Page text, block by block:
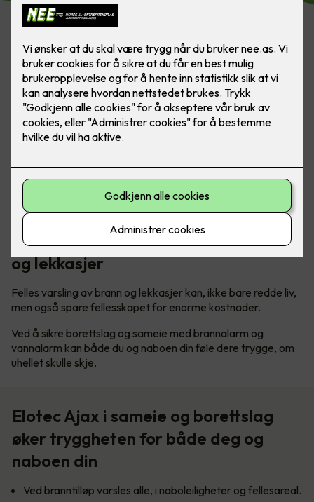
ta sikkerhet på alvor. Med Elotec Ajax kan man sove trygt
om natta.
Elotec varsler fellesskapet om brann
og lekkasjer
Felles varsling av brann og lekkasjer kan, ikke bare redde liv,
men også spare fellesskapet for enorme kostnader.
Ved å sikre borettslag og sameie med brannalarm og
vannalarm kan både du og naboen din føle dere trygge, om
uhellet skulle skje.
Elotec Ajax i sameie og borettslag
øker tryggheten for både deg og
naboen din
Ved branntilløp varsles alle, i naboleiligheter og fellesareal.